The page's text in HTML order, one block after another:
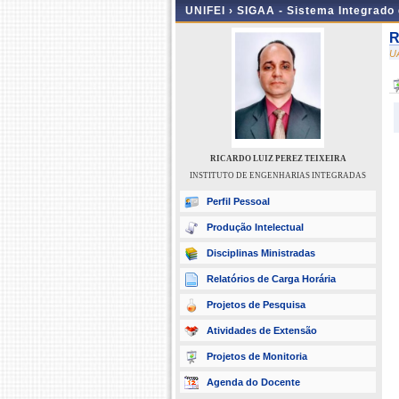
UNIFEI › SIGAA - Sistema
RICARDO LUIZ PEREZ TEIXEIRA
INSTITUTO DE ENGENHARIAS INTEGRADAS
Perfil Pessoal
Produção Intelectual
Disciplinas Ministradas
Relatórios de Carga Horária
Projetos de Pesquisa
Atividades de Extensão
Projetos de Monitoria
Agenda do Docente